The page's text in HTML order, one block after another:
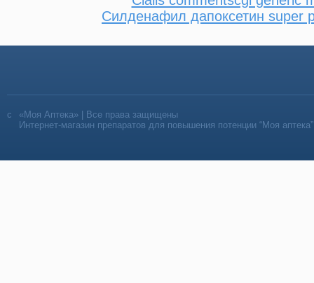
Силденафил дапоксетин super
«Моя Аптека» | Все права защищены
Интернет-магазин препаратов для повышения потенции “Моя